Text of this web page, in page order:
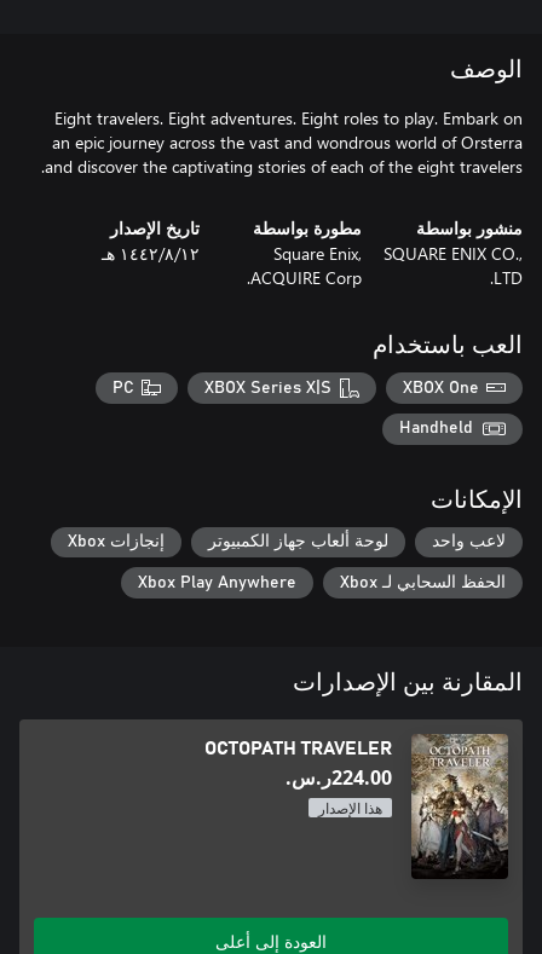
الوصف
Eight travelers. Eight adventures. Eight roles to play. Embark on
an epic journey across the vast and wondrous world of Orsterra
and discover the captivating stories of each of the eight travelers.
منشور بواسطة
SQUARE ENIX CO.,
LTD.
مطورة بواسطة
Square Enix,
ACQUIRE Corp.
تاريخ الإصدار
١٢‏/٨‏/١٤٤٢ هـ
العب باستخدام
XBOX One
XBOX Series X|S
PC
Handheld
الإمكانات
لاعب واحد لوحة ألعاب جهاز الكمبيوتر إنجازات Xbox
الحفظ السحابي لـ Xbox Xbox Play Anywhere
المقارنة بين الإصدارات
OCTOPATH TRAVELER
‪ر.س.‏‎224.00‬
هذا الإصدار
العودة إلى أعلى